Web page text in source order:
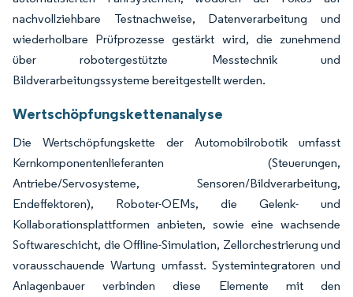
nachvollziehbare Testnachweise, Datenverarbeitung und
wiederholbare Prüfprozesse gestärkt wird, die zunehmend
über robotergestützte Messtechnik und
Bildverarbeitungssysteme bereitgestellt werden.
Wertschöpfungskettenanalyse
Die Wertschöpfungskette der Automobilrobotik umfasst
Kernkomponentenlieferanten (Steuerungen,
Antriebe/Servosysteme, Sensoren/Bildverarbeitung,
Endeffektoren), Roboter-OEMs, die Gelenk- und
Kollaborationsplattformen anbieten, sowie eine wachsende
Softwareschicht, die Offline-Simulation, Zellorchestrierung und
vorausschauende Wartung umfasst. Systemintegratoren und
Anlagenbauer verbinden diese Elemente mit den